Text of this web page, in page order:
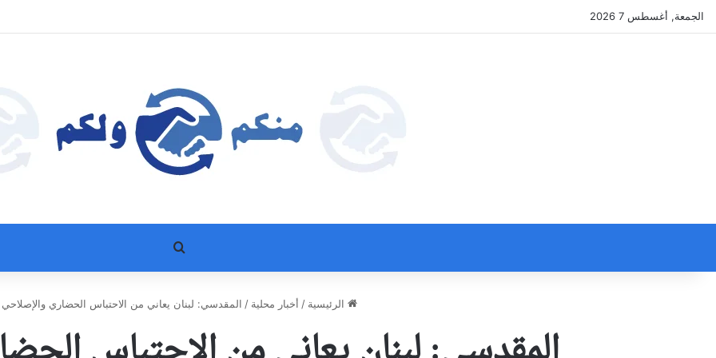
الجمعة, أغسطس 7 2026
بحث عن
الرئيسية / أخبار محلية / المقدسي: لبنان يعاني من الاحتباس الحضاري والإصلاحي